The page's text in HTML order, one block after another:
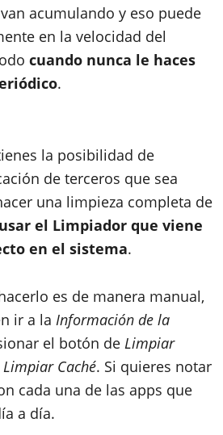
acumulando y eso puede
en la velocidad del
cuando nunca le haces
.
la posibilidad de
de terceros que sea
una limpieza completa de
usar el Limpiador que viene
en el sistema.
es de manera manual,
ir a la Información de la
el botón de Limpiar
Limpiar Caché. Si quieres notar
cada una de las apps que
a día.